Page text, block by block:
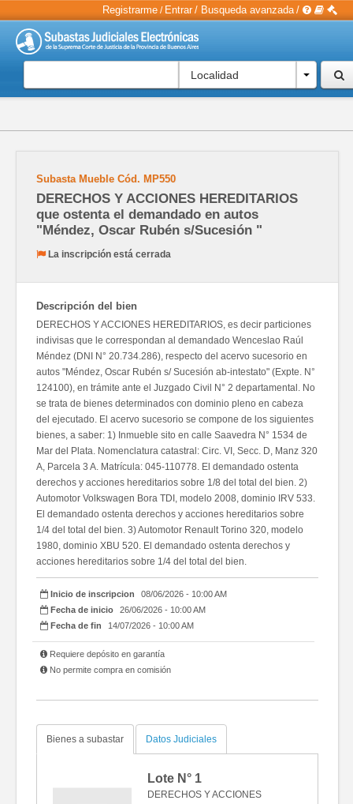
Registrarme / Entrar / Busqueda avanzada /
Localidad
Subasta Mueble Cód. MP550
DERECHOS Y ACCIONES HEREDITARIOS
que ostenta el demandado en autos
"Méndez, Oscar Rubén s/Sucesión "
La inscripción está cerrada
Descripción del bien
DERECHOS Y ACCIONES HEREDITARIOS, es decir particiones
indivisas que le correspondan al demandado Wenceslao Raúl
Méndez (DNI N° 20.734.286), respecto del acervo sucesorio en
autos "Méndez, Oscar Rubén s/ Sucesión ab-intestato" (Expte. N°
124100), en trámite ante el Juzgado Civil N° 2 departamental. No
se trata de bienes determinados con dominio pleno en cabeza
del ejecutado. El acervo sucesorio se compone de los siguientes
bienes, a saber: 1) Inmueble sito en calle Saavedra N° 1534 de
Mar del Plata. Nomenclatura catastral: Circ. VI, Secc. D, Manz 320
A, Parcela 3 A. Matrícula: 045-110778. El demandado ostenta
derechos y acciones hereditarios sobre 1/8 del total del bien. 2)
Automotor Volkswagen Bora TDI, modelo 2008, dominio IRV 533.
El demandado ostenta derechos y acciones hereditarios sobre
1/4 del total del bien. 3) Automotor Renault Torino 320, modelo
1980, dominio XBU 520. El demandado ostenta derechos y
acciones hereditarios sobre 1/4 del total del bien.
Inicio de inscripcion
08/06/2026 - 10:00 AM
Fecha de inicio
26/06/2026 - 10:00 AM
Fecha de fin
14/07/2026 - 10:00 AM
Requiere depósito en garantía
No permite compra en comisión
Bienes a subastar Datos Judiciales
Lote N° 1
DERECHOS Y ACCIONES